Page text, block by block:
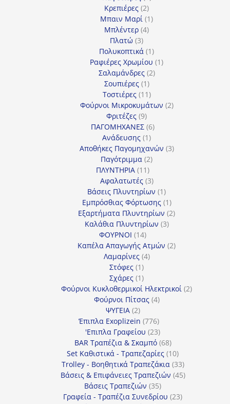
προϊόν
Κρεπιέρες 22
προϊόντα
Μπαιν Μαρί 11
Μπλέντερ 44
Πλατώ 33
προϊόντα
Πολυκοπτικά 11
προϊόν
Ραφιέρες Χρωμίου 11
Σαλαμάνδρες 22
Σουπιέρες 11
προϊόν
Τοστιέρες 1111
προϊόντα
Φούρνοι Μικροκυμάτων 22
Φριτέζες 99
προϊόντα
ΠΑΓΟΜΗΧΑΝΕΣ 66
Ανάδευσης 11
προϊόν
Αποθήκες Παγομηχανών 33
Παγότριμμα 22
ΠΛΥΝΤΗΡΙΑ 1111
προϊόντα
Αφαλατωτές 33
προϊόντα
Βάσεις Πλυντηρίων 11
προϊόν
Εμπρόσθιας Φόρτωσης 11
προϊόν
Εξαρτήματα Πλυντηρίων 22
Καλάθια Πλυντηρίων 33
ΦΟΥΡΝΟΙ 1414
προϊόντα
Καπέλα Απαγωγής Ατμών 22
Λαμαρίνες 44
Στόφες 11
προϊόν
Σχάρες 11
προϊόν
Φούρνοι Κυκλοθερμικοί Ηλεκτρικοί 22
Φούρνοι Πίτσας 44
ΨΥΓΕΙΑ 22
προϊόντα
Έπιπλα Exoplizein 776776
προϊόντα
'Επιπλα Γραφείου 2323
προϊόντα
BAR Τραπέζια & Σκαμπό 6868
προϊόντα
Set Καθιστικά - Τραπεζαρίες 1010
προϊόντα
Trolley - Βοηθητικά Τραπεζάκια 3333
προϊόντα
Βάσεις & Επιφάνειες Τραπεζιών 4545
Βάσεις Τραπεζιών 3535
προϊόντα
Γραφεία - Τραπέζια Συνεδρίου 2323